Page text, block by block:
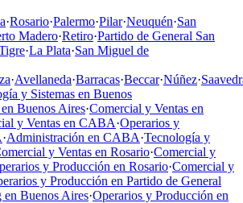
·Rosario·Palermo·Pilar·Neuquén·San
Madero·Retiro·Partido de General San
·La Plata·San Miguel de
·Avellaneda·Barracas·Beccar·Núñez·
y Sistemas en Buenos
Buenos Aires·Comercial y Ventas en
y Ventas en CABA·Operarios y
·Administración en CABA·Tecnología y
y Ventas en Rosario·Comercial y
y Producción en Rosario·Comercial y
y Producción en Partido de General
en Buenos Aires·Operarios y Producción en